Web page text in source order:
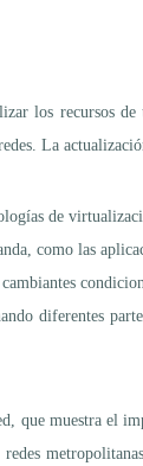
los recursos
La
de
como las
diferentes
muestra el